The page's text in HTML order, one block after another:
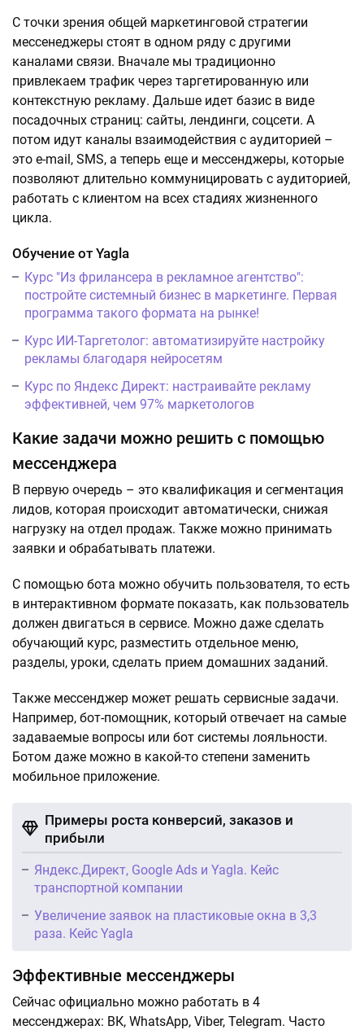
С точки зрения общей маркетинговой стратегии
мессенеджеры стоят в одном ряду с другими
каналами связи. Вначале мы традиционно
привлекаем трафик через таргетированную или
контекстную рекламу. Дальше идет базис в виде
посадочных страниц: сайты, лендинги, соцсети. А
потом идут каналы взаимодействия с аудиторией –
это e-mail, SMS, а теперь еще и мессенджеры, которые
позволяют длительно коммуницировать с аудиторией,
работать с клиентом на всех стадиях жизненного
цикла.
Обучение от Yagla
Курс "Из фрилансера в рекламное агентство":
постройте системный бизнес в маркетинге. Первая
программа такого формата на рынке!
Курс ИИ-Таргетолог: автоматизируйте настройку
рекламы благодаря нейросетям
Курс по Яндекс Директ: настраивайте рекламу
эффективней, чем 97% маркетологов
Какие задачи можно решить с помощью
мессенджера
В первую очередь – это квалификация и сегментация
лидов, которая происходит автоматически, снижая
нагрузку на отдел продаж. Также можно принимать
заявки и обрабатывать платежи.
С помощью бота можно обучить пользователя, то есть
в интерактивном формате показать, как пользователь
должен двигаться в сервисе. Можно даже сделать
обучающий курс, разместить отдельное меню,
разделы, уроки, сделать прием домашних заданий.
Также мессенджер может решать сервисные задачи.
Например, бот-помощник, который отвечает на самые
задаваемые вопросы или бот системы лояльности.
Ботом даже можно в какой-то степени заменить
мобильное приложение.
Примеры роста конверсий, заказов и
прибыли
Яндекс.Директ, Google Ads и Yagla. Кейс
транспортной компании
Увеличение заявок на пластиковые окна в 3,3
раза. Кейс Yagla
Эффективные мессенджеры
Сейчас официально можно работать в 4
мессенджерах: ВК, WhatsApp, Viber, Telegram. Часто